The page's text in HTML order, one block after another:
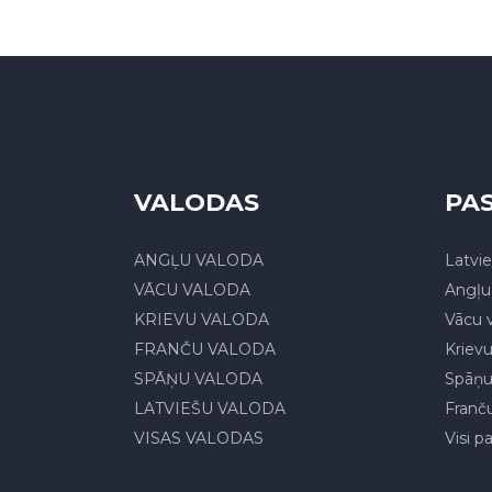
VALODAS
ANGĻU VALODA
VĀCU VALODA
KRIEVU VALODA
FRANČU VALODA
SPĀŅU VALODA
LATVIEŠU VALODA
VISAS VALODAS
Vācu
Visi